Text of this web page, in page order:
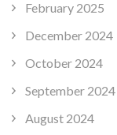
February 2025
December 2024
October 2024
September 2024
August 2024